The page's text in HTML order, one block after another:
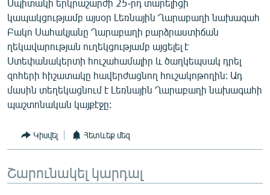
ԱՐԽԻՎ
ՏԵՍԱՆՅՈՒԹԵՐ
ԲԱՆԱՎԵՃ
ՁԳՏԵԼՈՎ ԼԱՎԱԳՈՒՅՆԻՆ
ՓՈԴՔԱՍԹ
English
Русский
Սպիտակի երկրաշարժի 25-րդ տարելիցի
կապակցությամբ այսօր Լեռնային Ղարաբաղի նախագահ
Բակո Սահակյանը Ղարաբաղի բարձրաստիճան
ղեկավարության ուղեկցությամբ այցելել է
Ստեփանակերտի հուշահամալիր և ծաղկեպսակ դրել
զոհերի հիշատակը հավերժացնող հուշակոթողին: Ադ
մասին տեղեկացնում է Լեռնային Ղարաբաղի նախագահի
պաշտոնական կայքէջը:
Կիսվել Հետևեք մեզ
Շարունակել կարդալ